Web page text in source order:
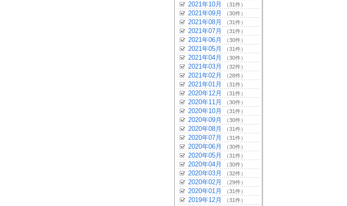
2021年10月 （31件）
2021年09月 （30件）
2021年08月 （31件）
2021年07月 （31件）
2021年06月 （30件）
2021年05月 （31件）
2021年04月 （30件）
2021年03月 （32件）
2021年02月 （28件）
2021年01月 （31件）
2020年12月 （31件）
2020年11月 （30件）
2020年10月 （31件）
2020年09月 （30件）
2020年08月 （31件）
2020年07月 （31件）
2020年06月 （30件）
2020年05月 （31件）
2020年04月 （30件）
2020年03月 （32件）
2020年02月 （29件）
2020年01月 （31件）
2019年12月 （31件）